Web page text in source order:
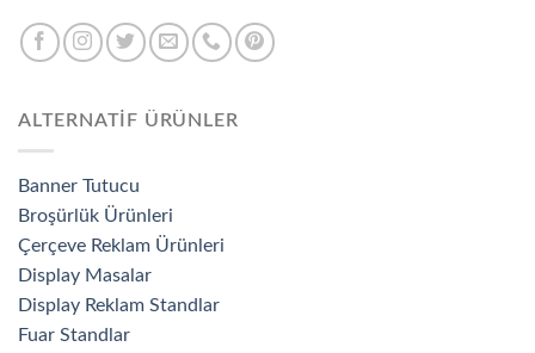
ALTERNATİF ÜRÜNLER
Banner Tutucu
Broşürlük Ürünleri
Çerçeve Reklam Ürünleri
Display Masalar
Display Reklam Standlar
Fuar Standlar